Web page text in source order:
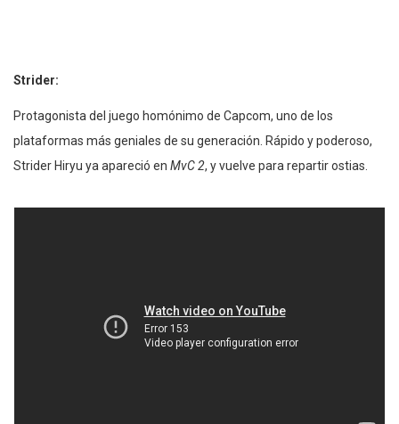
Strider:
Protagonista del juego homónimo de Capcom, uno de los
plataformas más geniales de su generación. Rápido y poderoso,
Strider Hiryu ya apareció en MvC 2, y vuelve para repartir ostias.